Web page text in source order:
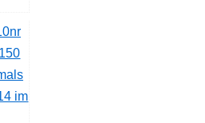
im